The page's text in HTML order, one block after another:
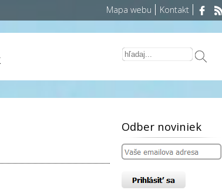
Mapa webu Kontakt
Odber noviniek